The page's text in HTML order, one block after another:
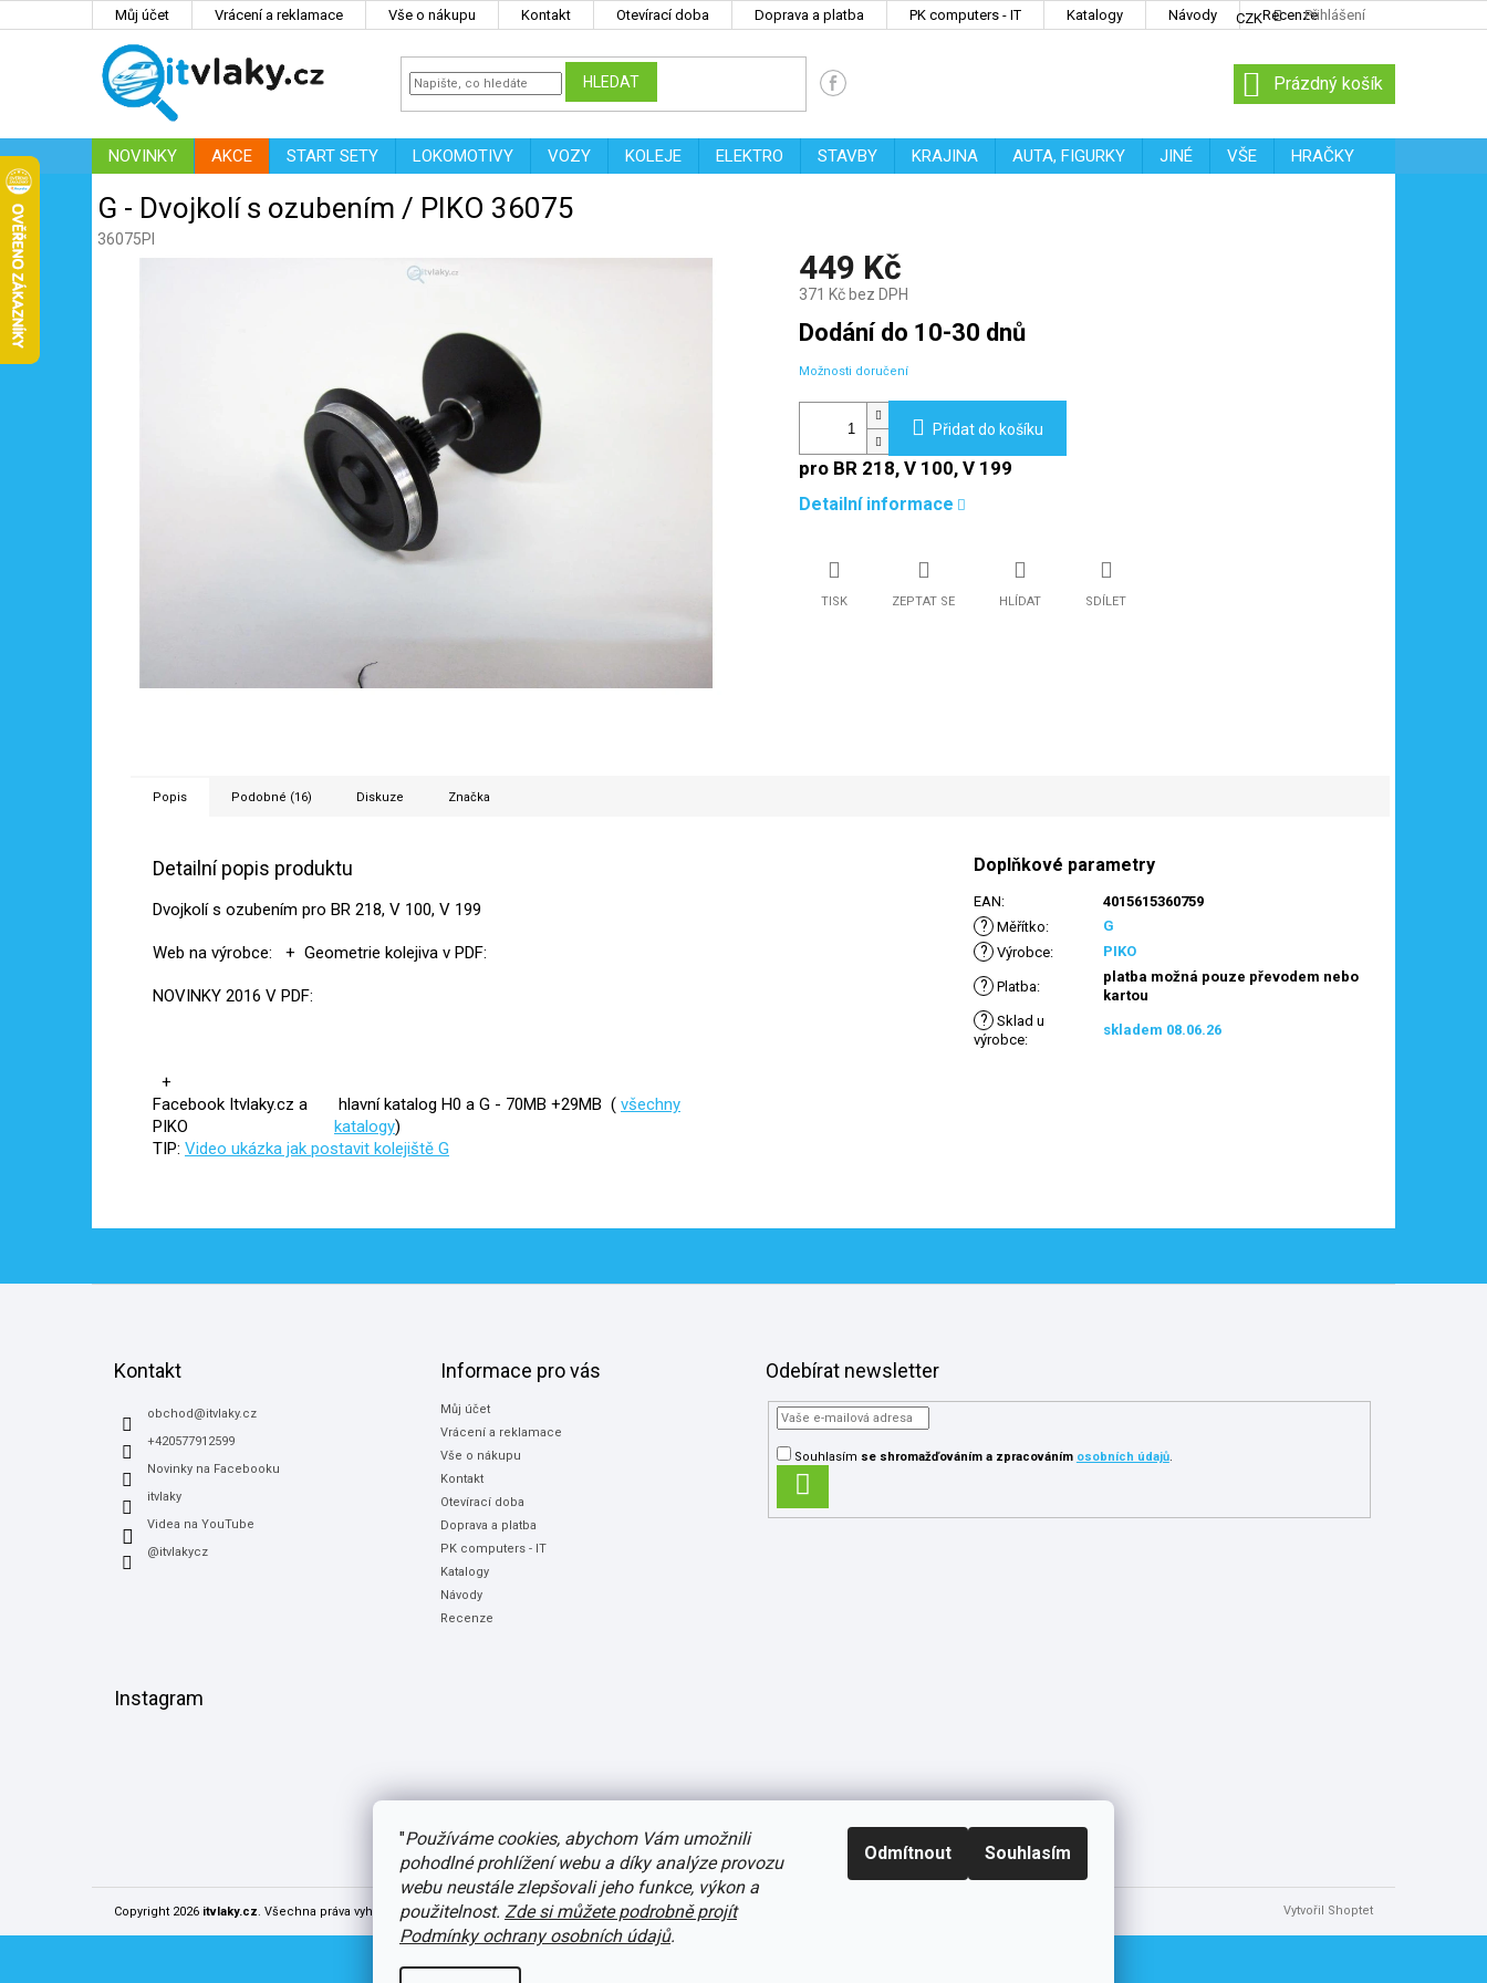
"Používáme cookies, abychom Vám umožnili
pohodlné prohlížení webu a díky analýze provozu
webu neustále zlepšovali jeho funkce, výkon a
použitelnost. Zde si můžete podrobně projít
Podmínky ochrany osobních údajů.
Odmítnout Souhlasím
Můj účet Vrácení a reklamace Vše o nákupu Kontakt Otevírací doba Doprava a platba PK computers - IT Katalogy Návody Recenze
CZK Přihlášení
HLEDAT
NÁKUPNÍ
KOŠÍK
Prázdný košík
NOVINKY AKCE START SETY LOKOMOTIVY VOZY KOLEJE ELEKTRO STAVBY KRAJINA AUTA, FIGURKY JINÉ VŠE
HRAČKY
G - Dvojkolí s ozubením / PIKO 36075
36075PI
449 Kč
371 Kč bez DPH
Měrná
cena:
Dodání do 10-30 dnů
Možnosti doručení
Přidat do košíku
pro BR 218, V 100, V 199
Detailní informace
TISK ZEPTAT SE HLÍDAT SDÍLET
Popis Podobné (16) Diskuze Značka
Detailní popis produktu
Dvojkolí s ozubením pro BR 218, V 100, V 199
Web na výrobce: + Geometrie kolejiva v PDF:
NOVINKY 2016 V PDF:
+
Facebook Itvlaky.cz a
PIKO
hlavní katalog H0 a G - 70MB +29MB ( všechny
katalogy)
TIP: Video ukázka jak postavit kolejiště G
Doplňkové parametry
EAN: 4015615360759
? Měřítko: G
? Výrobce: PIKO
? Platba:
platba možná pouze převodem nebo
kartou
? Sklad u
výrobce:
skladem 08.06.26
Kontakt
obchod@itvlaky.cz
+420577912599
Novinky na Facebooku
itvlaky
Videa na YouTube
@itvlakycz
Informace pro vás
Můj účet
Vrácení a reklamace
Vše o nákupu
Kontakt
Otevírací doba
Doprava a platba
PK computers - IT
Katalogy
Návody
Recenze
Odebírat newsletter
Souhlasím se shromažďováníma zpracováním osobních údajů.
SE
Instagram
Vytvořil Shoptet
Copyright 2026 itvlaky.cz. Všechna práva vyhrazena.Upravit nastavení cookies